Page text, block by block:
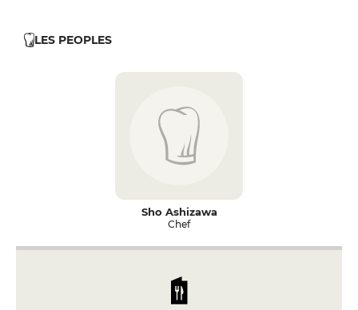
LES PEOPLES
Sho Ashizawa
Chef